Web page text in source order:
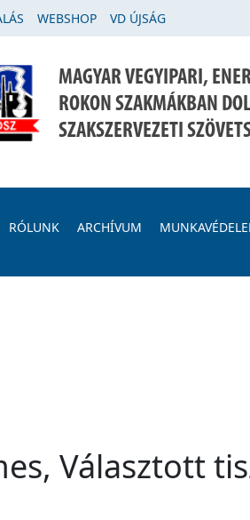
WEBSHOP VD ÚJSÁG
MAGYAR VEGYIPARI,
ROKON SZAKMÁKBAN
SZAKSZERVEZETI
RÓLUNK ARCHÍVUM
Választott